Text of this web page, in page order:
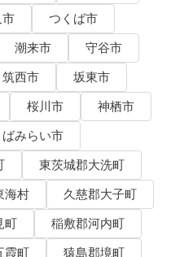
つくば市
潮来市
守谷市
筑西市
坂東市
桜川市
神栖市
みらい市
東茨城郡大洗町
海村
久慈郡大子町
町
稲敷郡河内町
霞町
猿島郡境町